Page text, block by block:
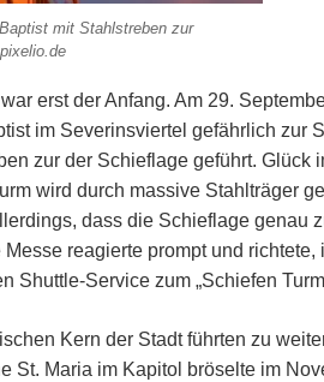
mit Stahlstreben zur
erst der Anfang. Am 29.
im Severinsviertel gefährlich zur
zur der Schieflage geführt. Glück
wird durch massive Stahlträger
dass die Schieflage genau
Messe reagierte prompt und
Shuttle-Service zum „Schiefen
Kern der Stadt führten zu
St. Maria im Kapitol bröselte im